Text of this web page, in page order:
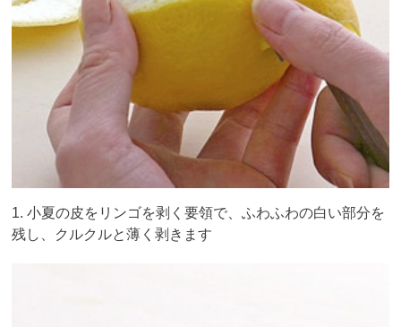
1. 小夏の皮をリンゴを剥く要領で、ふわふわの白い部分を
残し、クルクルと薄く剥きます